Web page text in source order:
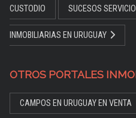
CUSTODIO SUCESOS
INMOBILIARIAS EN URUGUAY
OTROS PORTALES
CAMPOS EN URUGUAY EN VENTA